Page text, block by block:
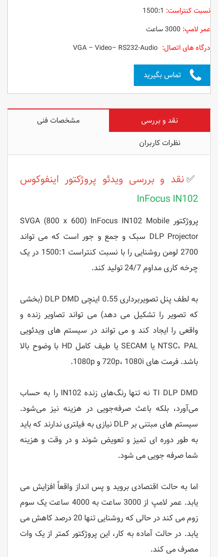
نسبت کنتراست:
عمر لامپ:
درگاه های اتصال:
تماس بگیرید
نقد و بررسی
مشخصات فنی
نظرات کاربران
✅نقد و بررسی ویدئو پروژکتور اینفوکوس
InFocus IN102
پروژکتور SVGA (800 x 600) InFocus IN102 Mobile
DLP Projector سبک و جمع و جور است که می تواند
2700 لومن روشنایی را با نسبت کنتراست 1500:1 در یک
چرخه کاری مداوم 24/7 تولید کند.
به لطف پنل تصویربرداری 0.55 اینچی DLP DMD (بخشی
که تصویر را تشکیل می دهد) می تواند تصاویر زنده و
واقعی را ایجاد کند و می تواند در سیستم های ویدئویی
NTSC، PAL یا SECAM یا طیف کامل HD با وضوح بالا
باشد. فرمت های 720p، 1080i و 1080p.
TI DLP DMD نه تنها رنگ‌های زنده IN102 را به حساب
می‌آورد، بلکه باعث صرفه‌جویی در هزینه نیز می‌شود.
سیستم های مبتنی بر DLP نیازی به فیلتری ندارند که باید
به طور دوره ای تمیز و تعویض شوند و در وقت و هزینه
شما صرفه جویی می شود.
اما به حالت اقتصادی بروید و پس انداز واقعاً افزایش می
یابد. عمر لامپ از 3000 ساعت به 4000 ساعت یک سوم
زوم می کند در حالی که روشنایی تنها 20 درصد کاهش می
یابد. در حالت آماده به کار، این پروژکتور کمتر از یک وات
مصرف می کند.